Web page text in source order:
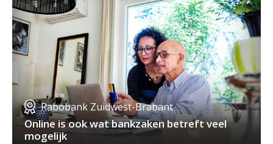
Rabobank Zuidwest-Brabant
Online is ook wat bankzaken betreft veel
mogelijk